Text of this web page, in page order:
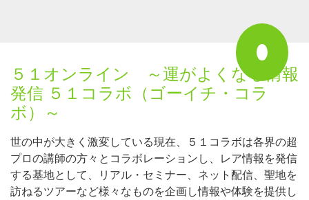
５１オンライン ～運がよくなる情報
発信 ５１コラボ（ゴーイチ・コラ
ボ）～
世の中が大きく激変している現在、５１コラボは各界の超
プロの講師の方々とコラボレーションし、レア情報を発信
する基地として、リアル・セミナー、ネット配信、聖地を
訪ねるツアーなど様々なものを企画し情報や体験を提供し